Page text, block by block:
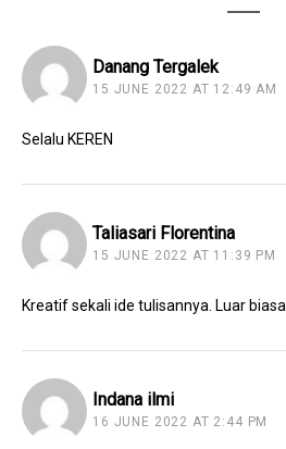
Danang Tergalek
15 JUNE 2022 AT 12:49 AM
Selalu KEREN
Taliasari Florentina
15 JUNE 2022 AT 11:39 PM
Kreatif sekali ide tulisannya. Luar biasa
Indana ilmi
16 JUNE 2022 AT 2:44 PM